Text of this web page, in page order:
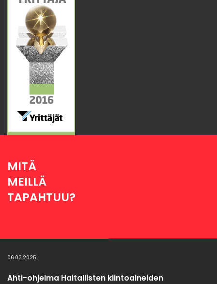
MITÄ
MEILLÄ
TAPAHTUU?
06.03.2025
Ahti-ohjelma Haitallisten kiintoaineiden